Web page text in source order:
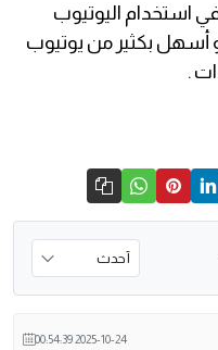
استخدام اليوتيوب
بكثير من يوتيوب
.
2025-10-24 00:54:39